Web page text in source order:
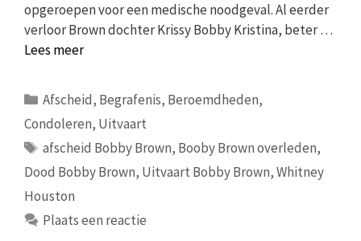
opgeroepen voor een medische noodgeval. Al eerder
verloor Brown dochter Krissy Bobby Kristina, beter …
Lees meer
Categorieën
Afscheid, Begrafenis, Beroemdheden,
Condoleren, Uitvaart
Tags
afscheid Bobby Brown, Booby Brown overleden,
Dood Bobby Brown, Uitvaart Bobby Brown,Whitney
Houston
Plaats een reactie